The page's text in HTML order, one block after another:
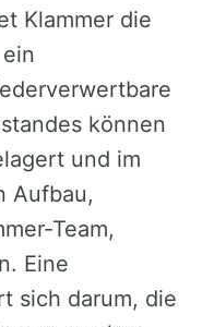
Klammer die
können
und im
Aufbau,
Team,
Eine
sich darum, die